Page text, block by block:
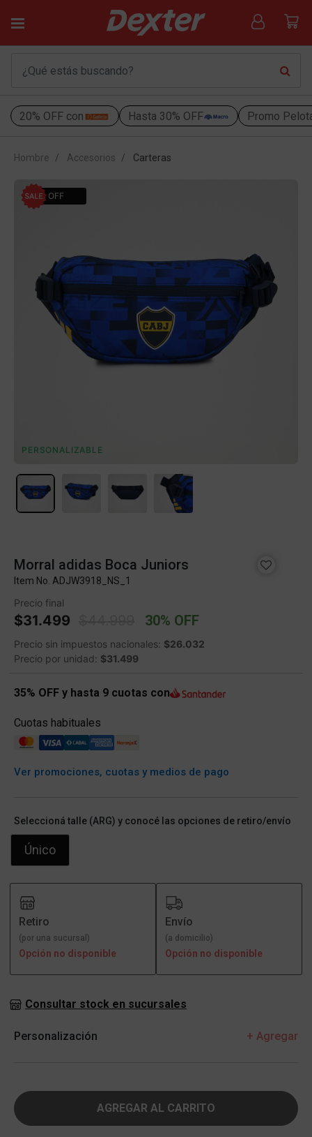
20% OFF con Hasta 30% OFF Promo
Hombre Accesorios Carteras
30% OFF
PERSONALIZABLE
Morral adidas Boca Juniors
Item No. ADJW3918_NS_1
Precio final
$31.499 Price reduced from
30% OFF
Precio sin impuestos nacionales: $26.032
Precio por unidad: $31.499
35% OFF y hasta 9 cuotas con
Cuotas habituales
Ver promociones, cuotas y medios de pago
Seleccioná talle (ARG) y conocé las opciones de retiro/envío
Único
Retiro
(por una sucursal)
Opción no disponible
Envío
(a domicilio)
Opción no disponible
Consultar stock en sucursales
Personalización + Agregar
AGREGAR AL CARRITO